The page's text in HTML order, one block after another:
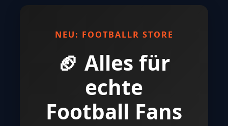
NEU: FOOTBALLR STORE
🏈 Alles für
echte
Football Fans